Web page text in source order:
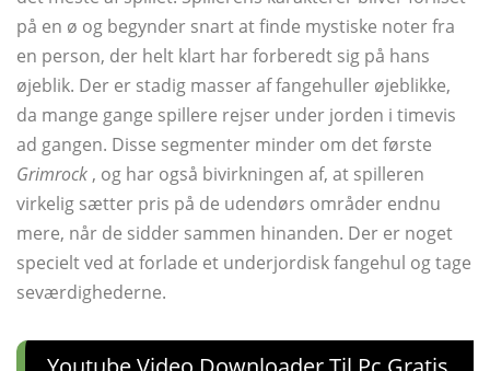
på en ø og begynder snart at finde mystiske noter fra
en person, der helt klart har forberedt sig på hans
øjeblik. Der er stadig masser af fangehuller øjeblikke,
da mange gange spillere rejser under jorden i timevis
ad gangen. Disse segmenter minder om det første
Grimrock , og har også bivirkningen af, at spilleren
virkelig sætter pris på de udendørs områder endnu
mere, når de sidder sammen hinanden. Der er noget
specielt ved at forlade et underjordisk fangehul og tage
seværdighederne.